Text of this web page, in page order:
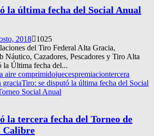
la última fecha del Social Anual
2018
1025
del Tiro Federal Alta Gracia,
Náutico, Cazadores, Pescadores y Tiro Alta
la Última fecha del...
aire comprimidojuecespremiaciontercera
graciaTiro: se disputó la última fecha del Social
Social Anual
la tercera fecha del Torneo de
Calibre